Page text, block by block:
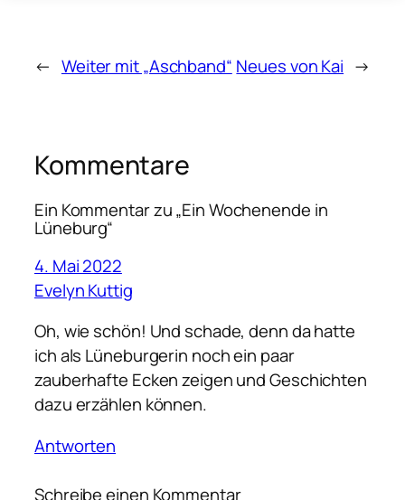
← Weiter mit „Aschband“ Neues von Kai →
Kommentare
Ein Kommentar zu „Ein Wochenende in
Lüneburg“
4. Mai 2022
Evelyn Kuttig
Oh, wie schön! Und schade, denn da hatte
ich als Lüneburgerin noch ein paar
zauberhafte Ecken zeigen und Geschichten
dazu erzählen können.
Antworten
Schreibe einen Kommentar